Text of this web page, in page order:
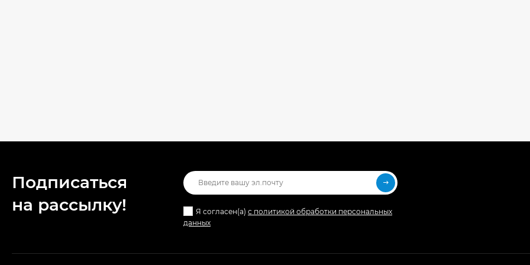
Подписаться
на рассылкy!
Я согласен(a) с политикой обработки персональных
данных